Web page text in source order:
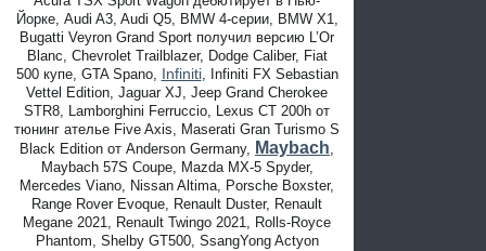
Йорке, Audi A3, Audi Q5, BMW 4-серии, BMW X1,
Bugatti Veyron Grand Sport получил версию L’Or
Blanc, Chevrolet Trailblazer, Dodge Caliber, Fiat
500 купе, GTA Spano, Infiniti, Infiniti FX Sebastian
Vettel Edition, Jaguar XJ, Jeep Grand Cherokee
STR8, Lamborghini Ferruccio, Lexus CT 200h от
тюнинг ателье Five Axis, Maserati Gran Turismo S
Black Edition от Anderson Germany, Maybach,
Maybach 57S Coupe, Mazda MX-5 Spyder,
Mercedes Viano, Nissan Altima, Porsche Boxster,
Range Rover Evoque, Renault Duster, Renault
Megane 2021, Renault Twingo 2021, Rolls-Royce
Phantom, Shelby GT500, SsangYong Actyon